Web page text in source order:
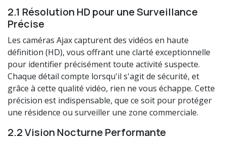
2.1 Résolution HD pour une Surveillance
Précise
Les caméras Ajax capturent des vidéos en haute
définition (HD), vous offrant une clarté exceptionnelle
pour identifier précisément toute activité suspecte.
Chaque détail compte lorsqu'il s'agit de sécurité, et
grâce à cette qualité vidéo, rien ne vous échappe. Cette
précision est indispensable, que ce soit pour protéger
une résidence ou surveiller une zone commerciale.
2.2 Vision Nocturne Performante